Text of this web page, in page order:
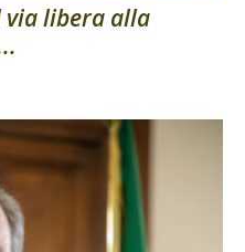
via libera alla